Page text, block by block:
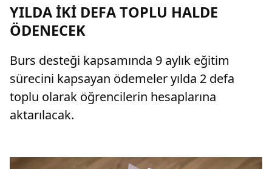
YILDA İKİ DEFA TOPLU HALDE
ÖDENECEK
Burs desteği kapsamında 9 aylık eğitim
sürecini kapsayan ödemeler yılda 2 defa
toplu olarak öğrencilerin hesaplarına
aktarılacak.